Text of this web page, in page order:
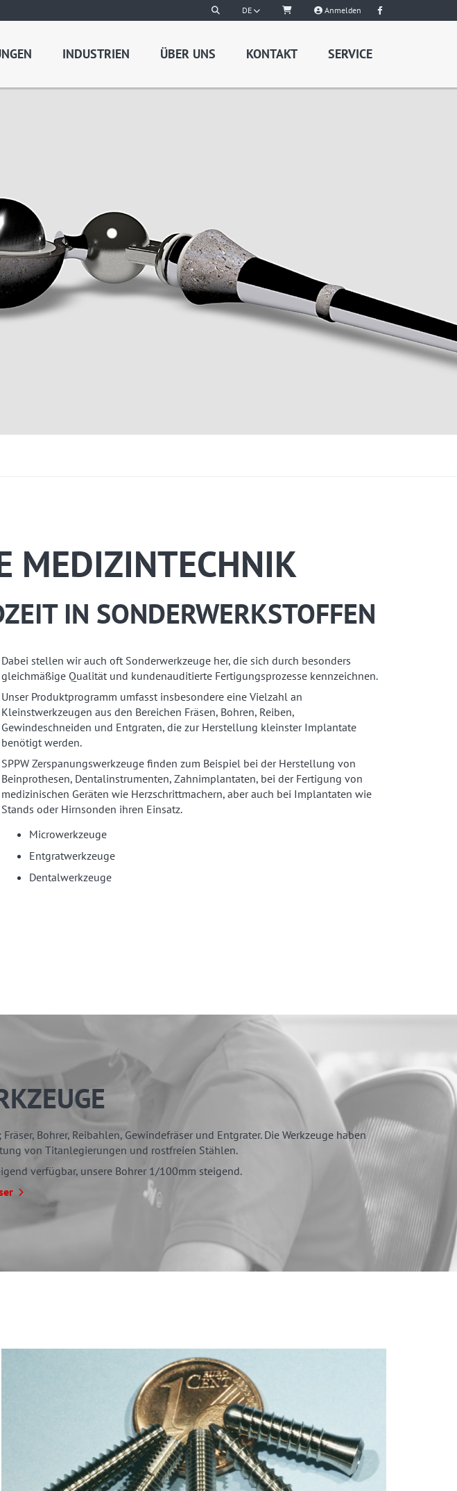
DE Anmelden
INDUSTRIEN ÜBER UNS KONTAKT SERVICE
MEDIZINTECHNIK
IN SONDERWERKSTOFFEN
Dabei stellen wir auch oft Sonderwerkzeuge her, die sich durch besonders
gleichmäßige Qualität und kundenauditierte Fertigungsprozesse kennzeichnen.
Unser Produktprogramm umfasst insbesondere eine Vielzahl an
Kleinstwerkzeugen aus den Bereichen Fräsen, Bohren, Reiben,
Gewindeschneiden und Entgraten, die zur Herstellung kleinster Implantate
benötigt werden.
SPPW Zerspanungswerkzeuge finden zum Beispiel bei der Herstellung von
Beinprothesen, Dentalinstrumenten, Zahnimplantaten, bei der Fertigung von
medizinischen Geräten wie Herzschrittmachern, aber auch bei Implantaten wie
Stands oder Hirnsonden ihren Einsatz.
Microwerkzeuge
Entgratwerkzeuge
Dentalwerkzeuge
Bohrer, Reibahlen, Gewindefräser und Entgrater. Die Werkzeuge haben
von Titanlegierungen und rostfreien Stählen.
verfügbar, unsere Bohrer 1/100mm steigend.